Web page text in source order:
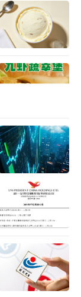
加持。202
明确表示，
，直言这是
持领先的关
做突破”的
户”，计划2
，为算法迭
吉利供应
其与曹操出
较行业平均
为千里科技